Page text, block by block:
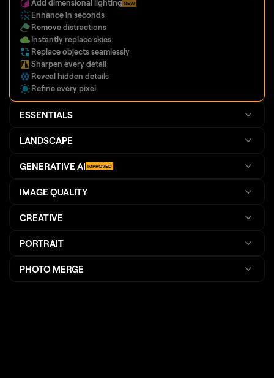
Add dimensional lighting NEW
Enhance in seconds
Remove distractions
Instantly replace skies
Replace objects seamlessly
Sharpen every detail
Reveal hidden details
Refine every pixel
ESSENTIALS
LANDSCAPE
GENERATIVE AI IMPROVED
IMAGE QUALITY
CREATIVE
PORTRAIT
PHOTO MERGE